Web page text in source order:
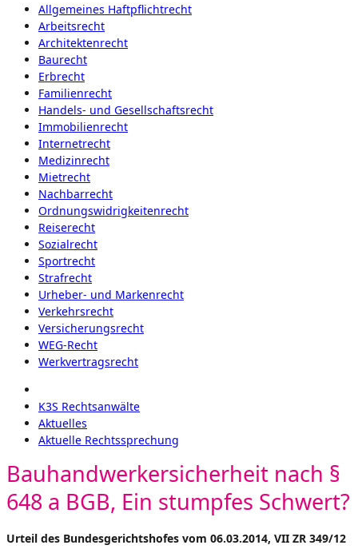
Allgemeines Haftpflichtrecht
Arbeitsrecht
Architektenrecht
Baurecht
Erbrecht
Familienrecht
Handels- und Gesellschaftsrecht
Immobilienrecht
Internetrecht
Medizinrecht
Mietrecht
Nachbarrecht
Ordnungswidrigkeitenrecht
Reiserecht
Sozialrecht
Sportrecht
Strafrecht
Urheber- und Markenrecht
Verkehrsrecht
Versicherungsrecht
WEG-Recht
Werkvertragsrecht
K3S Rechtsanwälte
Aktuelles
Aktuelle Rechtssprechung
Bauhandwerkersicherheit nach §
648 a BGB, Ein stumpfes Schwert?
Urteil des Bundesgerichtshofes vom 06.03.2014, VII ZR 349/12